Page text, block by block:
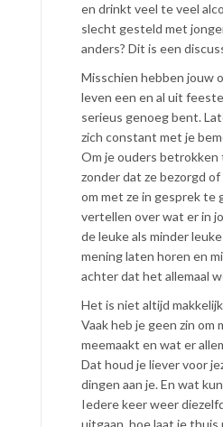
en drinkt veel te veel
slecht gesteld met
anders? Dit is een
Misschien hebben jouw
leven een en al uit
serieus genoeg bent.
zich constant met je
Om je ouders
zonder dat ze bezorgd
om met ze in gesprek te
vertellen over wat er in
de leuke als minder
mening laten horen en
achter dat het allemaal
Het is niet altijd
Vaak heb je geen zin
meemaakt en wat er
Dat houd je liever voor
dingen aan je. En wat
Iedere keer weer
uitgaan, hoe laat je